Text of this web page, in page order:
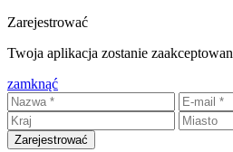
Zarejestrować
Twoja aplikacja zostanie
zamknąć
Zarejestrować